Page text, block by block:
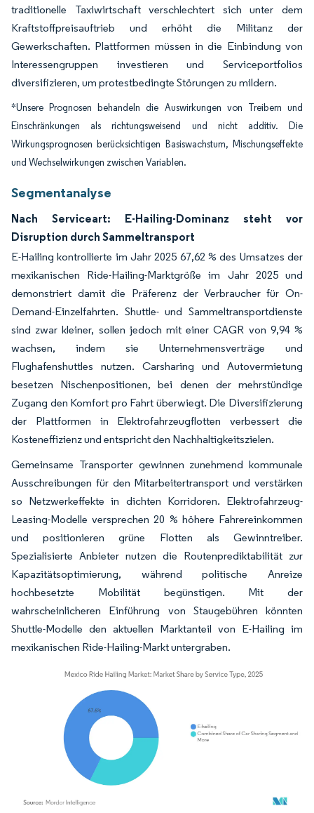
traditionelle Taxiwirtschaft verschlechtert sich unter dem
Kraftstoffpreisauftrieb und erhöht die Militanz der
Gewerkschaften. Plattformen müssen in die Einbindung von
Interessengruppen investieren und Serviceportfolios
diversifizieren, um protestbedingte Störungen zu mildern.
*Unsere Prognosen behandeln die Auswirkungen von Treibern und
Einschränkungen als richtungsweisend und nicht additiv. Die
Wirkungsprognosen berücksichtigen Basiswachstum, Mischungseffekte
und Wechselwirkungen zwischen Variablen.
Segmentanalyse
Nach Serviceart: E-Hailing-Dominanz steht vor
Disruption durch Sammeltransport
E-Hailing kontrollierte im Jahr 2025 67,62 % des Umsatzes der
mexikanischen Ride-Hailing-Marktgröße im Jahr 2025 und
demonstriert damit die Präferenz der Verbraucher für On-
Demand-Einzelfahrten. Shuttle- und Sammeltransportdienste
sind zwar kleiner, sollen jedoch mit einer CAGR von 9,94 %
wachsen, indem sie Unternehmensverträge und
Flughafenshuttles nutzen. Carsharing und Autovermietung
besetzen Nischenpositionen, bei denen der mehrstündige
Zugang den Komfort pro Fahrt überwiegt. Die Diversifizierung
der Plattformen in Elektrofahrzeugflotten verbessert die
Kosteneffizienz und entspricht den Nachhaltigkeitszielen.
Gemeinsame Transporter gewinnen zunehmend kommunale
Ausschreibungen für den Mitarbeitertransport und verstärken
so Netzwerkeffekte in dichten Korridoren. Elektrofahrzeug-
Leasing-Modelle versprechen 20 % höhere Fahrereinkommen
und positionieren grüne Flotten als Gewinntreiber.
Spezialisierte Anbieter nutzen die Routenprediktabilität zur
Kapazitätsoptimierung, während politische Anreize
hochbesetzte Mobilität begünstigen. Mit der
wahrscheinlicheren Einführung von Staugebühren könnten
Shuttle-Modelle den aktuellen Marktanteil von E-Hailing im
mexikanischen Ride-Hailing-Markt untergraben.